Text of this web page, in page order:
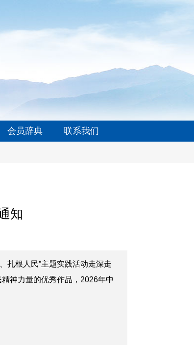
会员辞典 联系我们
知
扎根人民”主题实践活动走深走
神力量的优秀作品，2026年中